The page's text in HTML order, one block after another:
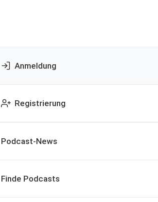
Anmeldung
Registrierung
Podcast-News
Finde Podcasts